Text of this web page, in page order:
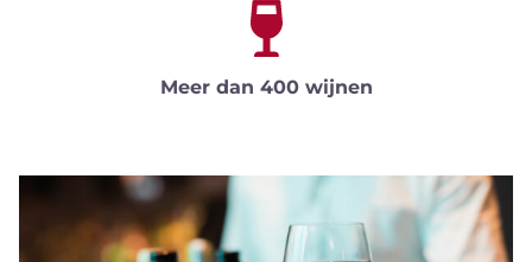
Meer dan 400 wijnen